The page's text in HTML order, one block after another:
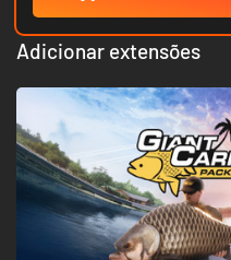
Adicionar extensões